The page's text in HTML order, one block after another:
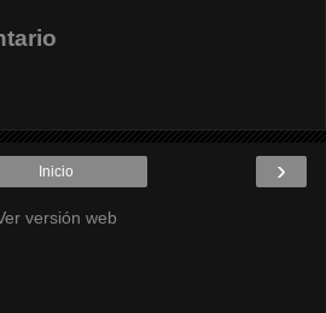
›
Inicio
versión web